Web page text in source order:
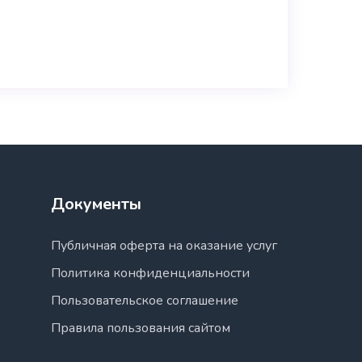
Документы
Публичная оферта на оказание услуг
Политика конфиденциальности
Пользовательское соглашение
Правила пользования сайтом